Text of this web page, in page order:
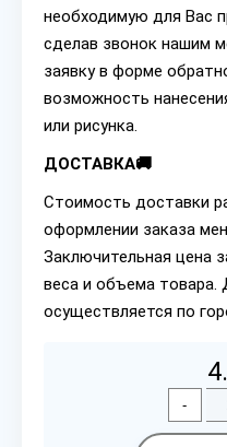
необходимую для Вас
сделав звонок нашим
заявку в форме
возможность
или рисунка.
ДОСТАВКА🚚
Стоимость доставки
оформлении заказа
Заключительная цена
веса и объема товара.
осуществляется по
-